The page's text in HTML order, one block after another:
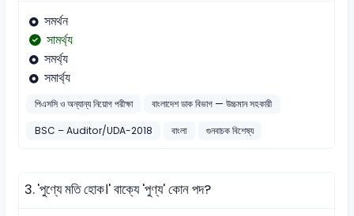
সমর্থন
সামর্থ্য
সমর্থ্য
সমার্থ্য
পিএসসি ও অন্যান্য নিয়োগ পরীক্ষা
বাংলাদেশ ডাক বিভাগ — উচ্চমান সহকারী
BSC – Auditor/UDA-2018
বাংলা গুনবাচক বিশেষ্য
3.'পুণ্যে মতি হোক।' বাক্যে 'পুণ্য' কোন পদ?